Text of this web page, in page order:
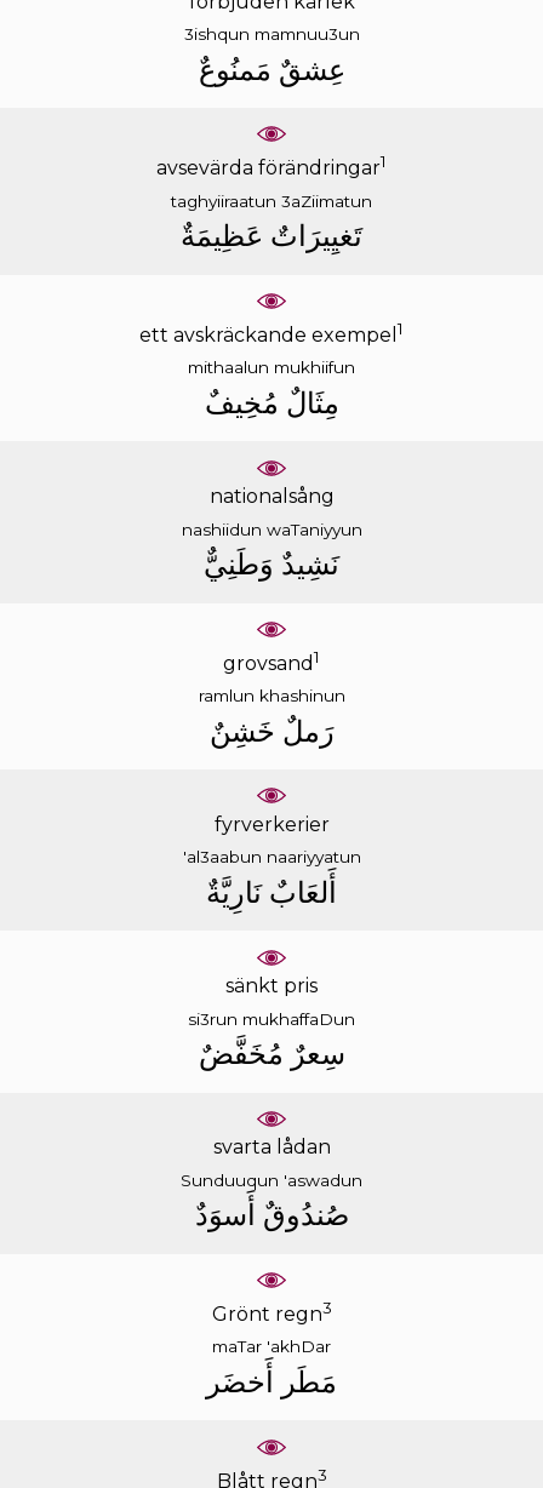
3ishqun mamnuu3un
ﻋِﺸﻖٌ ﻣَﻤﻨُﻮﻉٌ
avsevärda förändringar1
taghyiiraatun 3aZiimatun
ﺗَﻐﻴِﻴﺮَﺍﺕٌ ﻋَﻈِﻴﻤَﺔٌ
ett avskräckande exempel 1
mithaalun mukhiifun
ﻣِﺜَﺎﻝٌ ﻣُﺨِﻴﻒٌ
nationalsång
nashiidun waTaniyyun
ﻧَﺸِﻴﺪٌ ﻭَﻃَﻨِﻲٌّ
grovsand1
ramlun khashinun
ﺭَﻣﻞٌ ﺧَﺸِﻦٌ
fyrverkerier
'al3aabun naariyyatun
ﺃَﻟﻌَﺎﺏٌ ﻧَﺎﺭِﻳَّﺔٌ
sänkt pris
si3run mukhaffaDun
ﺳِﻌﺮٌ ﻣُﺨَﻔَّﺾٌ
svarta lådan
Sunduuqun 'aswadun
ﺻُﻨﺪُﻭﻕٌ ﺃَﺳﻮَﺩٌ
Grönt regn3
maTar 'akhDar
ﻣَﻄَﺮ ﺃَﺧﻀَﺮ
Blått regn3